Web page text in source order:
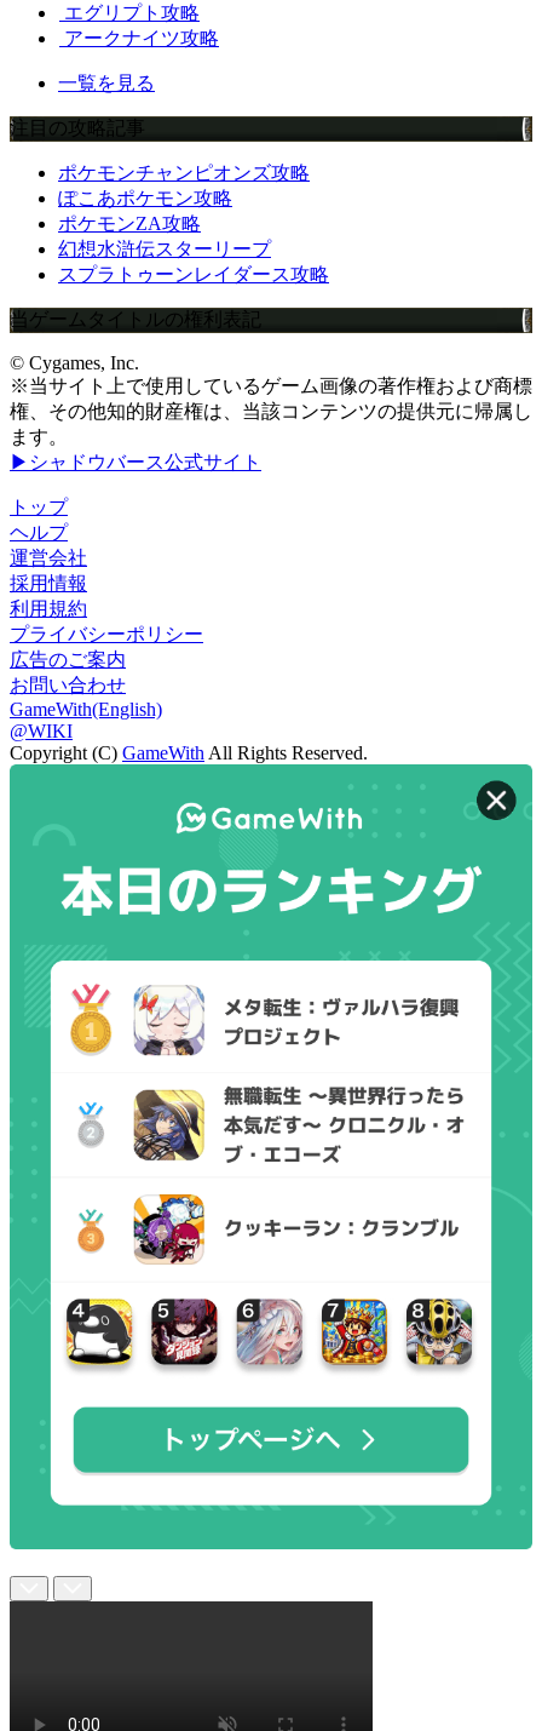
エグリプト攻略
アークナイツ攻略
一覧を見る
注目の攻略記事
ポケモンチャンピオンズ攻略
ぽこあポケモン攻略
ポケモンZA攻略
幻想水滸伝スターリープ
スプラトゥーンレイダース攻略
当ゲームタイトルの権利表記
© Cygames, Inc.
※当サイト上で使用しているゲーム画像の著作権および商標
権、その他知的財産権は、当該コンテンツの提供元に帰属し
ます。
▶シャドウバース公式サイト
トップ
ヘルプ
運営会社
採用情報
利用規約
プライバシーポリシー
広告のご案内
お問い合わせ
GameWith(English)
@WIKI
Copyright (C) GameWith All Rights Reserved.